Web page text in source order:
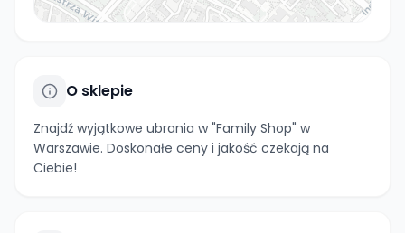
O sklepie
Znajdź wyjątkowe ubrania w "Family Shop" w
Warszawie. Doskonałe ceny i jakość czekają na
Ciebie!